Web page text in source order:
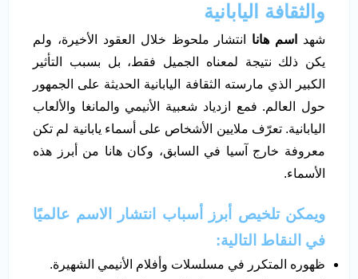
والثقافة اليابانية
شهد اسم هانا انتشار ملحوظ خلال العقود الأخيرة، ولم
يكن ذلك نتيجة لمعناه الجميل فقط، بل بسبب التأثير
الكبير الذي مارسته الثقافة اليابانية الحديثة على الجمهور
حول العالم. فمع ازدياد شعبية الأنيمي والمانغا والألعاب
اليابانية. تعرّف ملايين الأشخاص على أسماء يابانية لم تكن
معروفة خارج آسيا في السابق، وكان هانا من أبرز هذه
الأسماء.
ويمكن تلخيص أبرز أسباب انتشار الاسم عالميًا
في النقاط التالية:
ظهوره المتكرر في مسلسلات وأفلام الأنيمي الشهيرة.